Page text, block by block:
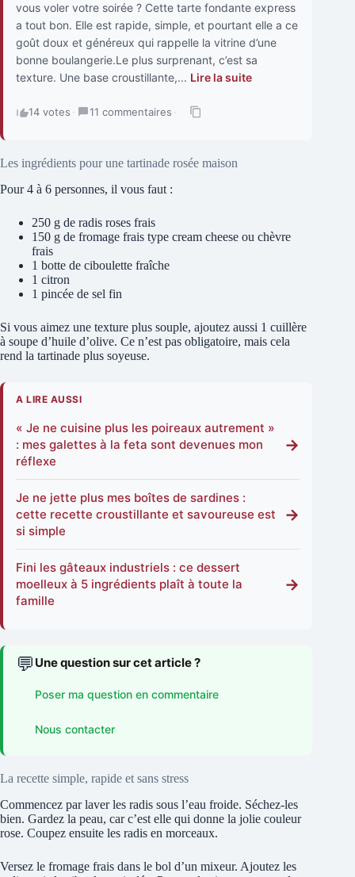
vous voler votre soirée ? Cette tarte fondante express
a tout bon. Elle est rapide, simple, et pourtant elle a ce
goût doux et généreux qui rappelle la vitrine d’une
bonne boulangerie.Le plus surprenant, c’est sa
texture. Une base croustillante,... Lire la suite
14 votes · 11 commentaires ·
Les ingrédients pour une tartinade rosée maison
Pour 4 à 6 personnes, il vous faut :
250 g de radis roses frais
150 g de fromage frais type cream cheese ou chèvre
frais
1 botte de ciboulette fraîche
1 citron
1 pincée de sel fin
Si vous aimez une texture plus souple, ajoutez aussi 1 cuillère
à soupe d’huile d’olive. Ce n’est pas obligatoire, mais cela
rend la tartinade plus soyeuse.
A LIRE AUSSI
« Je ne cuisine plus les poireaux autrement »
: mes galettes à la feta sont devenues mon
réflexe
→
Je ne jette plus mes boîtes de sardines :
cette recette croustillante et savoureuse est
si simple
→
Fini les gâteaux industriels : ce dessert
moelleux à 5 ingrédients plaît à toute la
famille
→
💬 Une question sur cet article ?
Poser ma question en commentaire
Nous contacter
La recette simple, rapide et sans stress
Commencez par laver les radis sous l’eau froide. Séchez-les
bien. Gardez la peau, car c’est elle qui donne la jolie couleur
rose. Coupez ensuite les radis en morceaux.
Versez le fromage frais dans le bol d’un mixeur. Ajoutez les